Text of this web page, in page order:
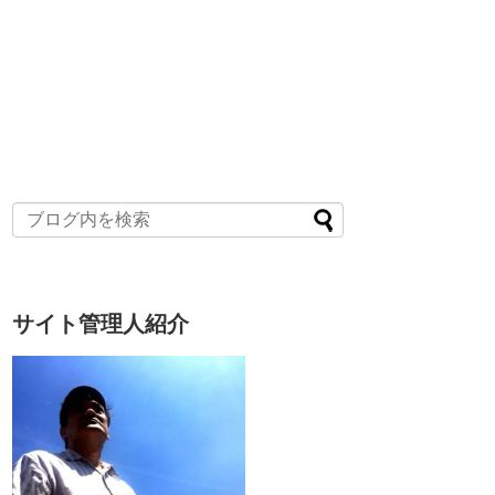
サイト管理人紹介